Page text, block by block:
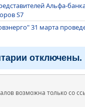
Альфа-
S7
31 марта
отключены.
возможна только со